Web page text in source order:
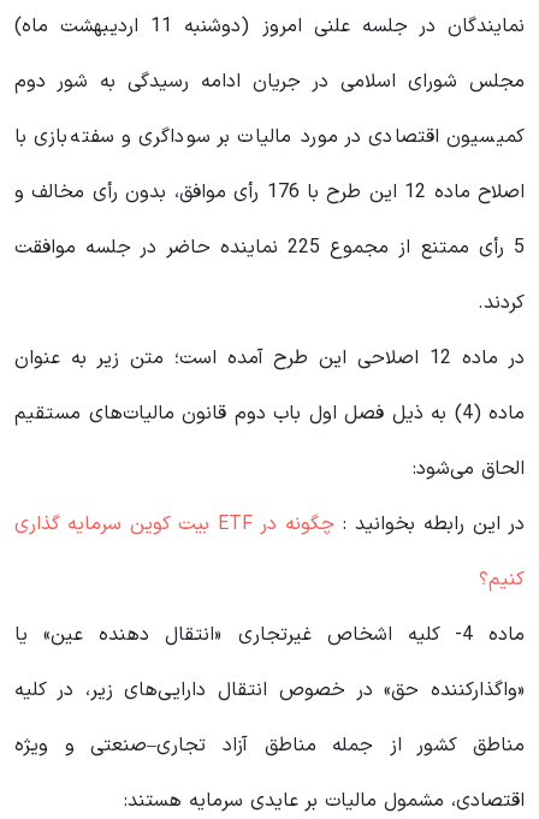
نمایندگان در جلسه علنی امروز (دوشنبه 11 اردیبهشت ماه)
مجلس شورای اسلامی در جریان ادامه رسیدگی به شور دوم
کمیسیون اقتصادی در مورد مالیات بر سوداگری و سفته‌بازی با
اصلاح ماده 12 این طرح با 176 رأی موافق، بدون رأی مخالف و
5 رأی ممتنع از مجموع 225 نماینده حاضر در جلسه موافقت
کردند.
در ماده 12 اصلاحی این طرح آمده است؛ متن زیر به عنوان
ماده (4) به ذیل فصل اول باب دوم قانون مالیات‌های مستقیم
الحاق می‌شود:
در این رابطه بخوانید‌ :
چگونه در ETF بیت کوین سرمایه گذاری
کنیم؟
ماده 4- کلیه اشخاص غیرتجاری «انتقال دهنده عین» یا
«واگذارکننده حق» در خصوص انتقال دارایی‌های زیر، در کلیه
مناطق کشور از جمله مناطق آزاد تجاری–صنعتی و ویژه
اقتصادی، مشمول مالیات بر عایدی سرمایه هستند: